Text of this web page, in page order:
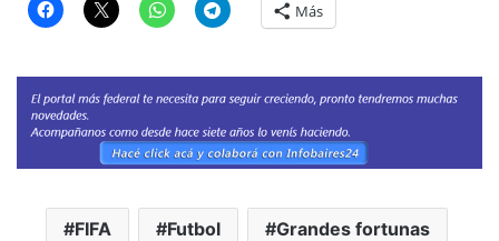
Más
FIFA Futbol Grandes fortunas